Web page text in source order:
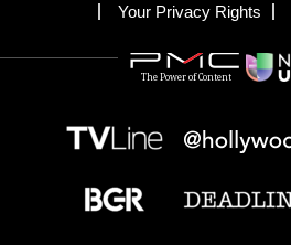
Your Privacy Rights
The Power of Content